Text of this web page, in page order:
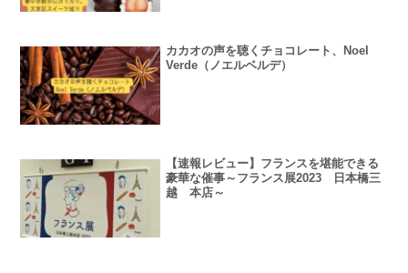
カカオの声を聴くチョコレート、Noel
Verde（ノエルベルデ）
【速報レビュー】フランスを堪能できる
豪華な催事～フランス展2023 日本橋三
越 本店～